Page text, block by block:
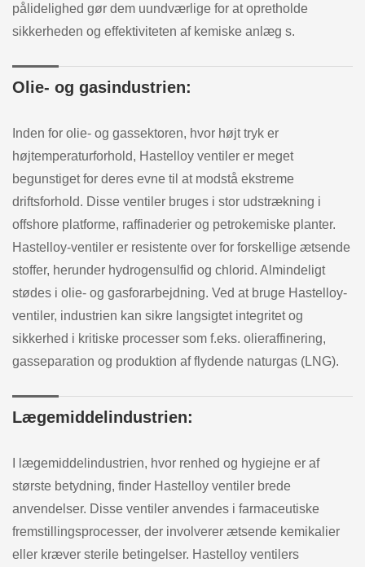
pålidelighed gør dem uundværlige for at opretholde
sikkerheden og effektiviteten af kemiske anlæg s.
Olie- og gasindustrien:
Inden for olie- og gassektoren, hvor højt tryk er
højtemperaturforhold, Hastelloy ventiler er meget
begunstiget for deres evne til at modstå ekstreme
driftsforhold. Disse ventiler bruges i stor udstrækning i
offshore platforme, raffinaderier og petrokemiske planter.
Hastelloy-ventiler er resistente over for forskellige ætsende
stoffer, herunder hydrogensulfid og chlorid. Almindeligt
stødes i olie- og gasforarbejdning. Ved at bruge Hastelloy-
ventiler, industrien kan sikre langsigtet integritet og
sikkerhed i kritiske processer som f.eks. olieraffinering,
gasseparation og produktion af flydende naturgas (LNG).
Lægemiddelindustrien:
I lægemiddelindustrien, hvor renhed og hygiejne er af
største betydning, finder Hastelloy ventiler brede
anvendelser. Disse ventiler anvendes i farmaceutiske
fremstillingsprocesser, der involverer ætsende kemikalier
eller kræver sterile betingelser. Hastelloy ventilers